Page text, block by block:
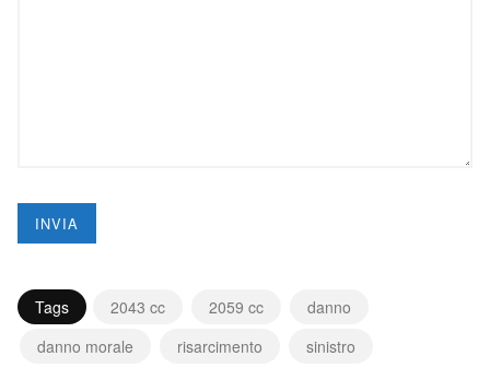
Tags 2043 cc 2059 cc
danno
danno morale
risarcimento sinistro